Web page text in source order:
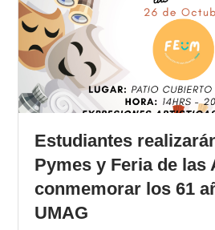
Estudiantes
Pymes y Feria de las
conmemorar los 61
UMAG